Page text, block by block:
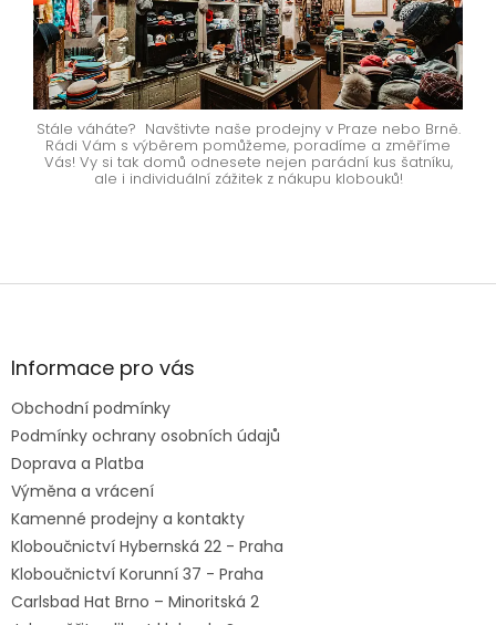
Stále váháte? Navštivte naše prodejny v Praze nebo Brně.
Rádi Vám s výběrem pomůžeme, poradíme a změříme
Vás! Vy si tak domů odnesete nejen parádní kus šatníku,
ale i individuální zážitek z nákupu klobouků!
Z
aInformace pro vás
Obchodní podmínky
Podmínky ochrany osobních údajů
Doprava a Platba
Výměna a vrácení
Kamenné prodejny a kontakty
Kloboučnictví Hybernská 22 - Praha
Kloboučnictví Korunní 37 - Praha
Carlsbad Hat Brno – Minoritská 2